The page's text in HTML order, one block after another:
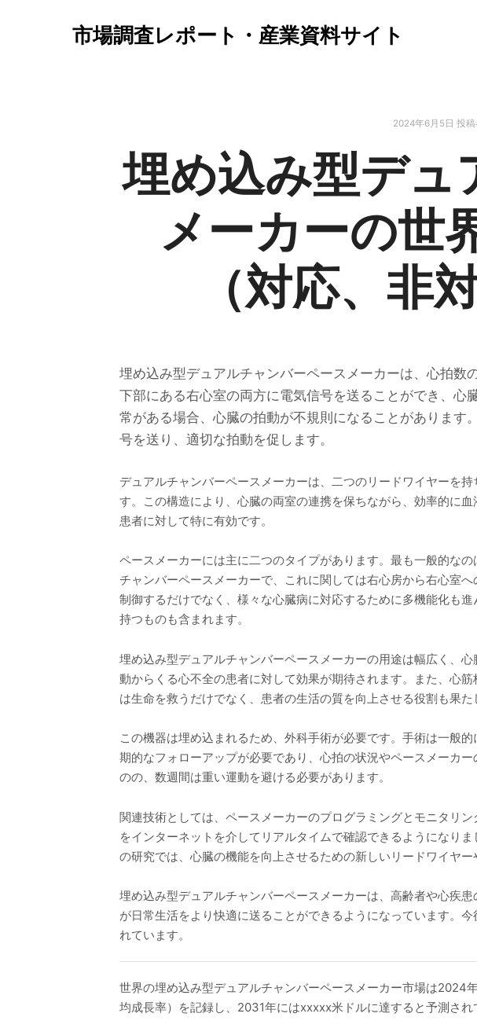
市場調査レポート・産業資料サイト
2024年6月5日 投稿
埋め込み型デュ
メーカーの世
（対応、非
埋め込み型デュアルチャンバーペースメーカーは、心拍数
下部にある右心室の両方に電気信号を送ることができ、
常がある場合、心臓の拍動が不規則になることがありま
号を送り、適切な拍動を促します。
デュアルチャンバーペースメーカーは、二つのリードワイヤーを
す。この構造により、心臓の両室の連携を保ちながら、効率的に
患者に対して特に有効です。
ペースメーカーには主に二つのタイプがあります。最も一般的な
チャンバーペースメーカーで、これに関しては右心房から右心室
制御するだけでなく、様々な心臓病に対応するために多機能化も
持つものも含まれます。
埋め込み型デュアルチャンバーペースメーカーの用途は幅広く、
動からくる心不全の患者に対して効果が期待されます。また、心
は生命を救うだけでなく、患者の生活の質を向上させる役割も果た
この機器は埋め込まれるため、外科手術が必要です。手術は一般
期的なフォローアップが必要であり、心拍の状況やペースメーカ
のの、数週間は重い運動を避ける必要があります。
関連技術としては、ペースメーカーのプログラミングとモニタリ
をインターネットを介してリアルタイムで確認できるようになり
の研究では、心臓の機能を向上させるための新しいリードワイヤ
埋め込み型デュアルチャンバーペースメーカーは、高齢者や心疾
が日常生活をより快適に送ることができるようになっています。
れています。
世界の埋め込み型デュアルチャンバーペースメーカー市場は
均成長率）を記録し、2031年にはxxxxx米ドルに達すると予測され